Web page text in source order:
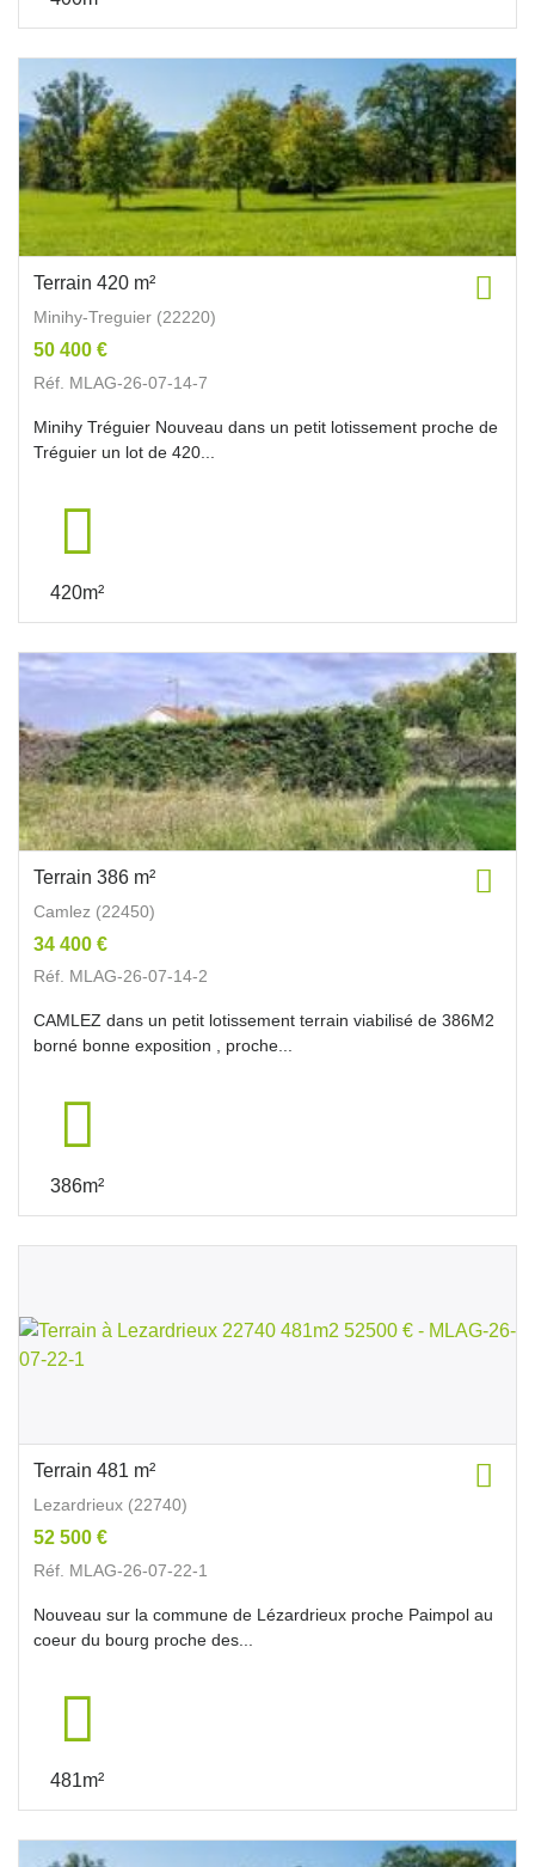
Terrain 420 m²
Minihy-Treguier (22220)
50 400 €
Réf. MLAG-26-07-14-7
Minihy Tréguier Nouveau dans un petit lotissement proche de
Tréguier un lot de 420...
420m²
Terrain 386 m²
Camlez (22450)
34 400 €
Réf. MLAG-26-07-14-2
CAMLEZ dans un petit lotissement terrain viabilisé de 386M2
borné bonne exposition , proche...
386m²
Terrain 481 m²
Lezardrieux (22740)
52 500 €
Réf. MLAG-26-07-22-1
Nouveau sur la commune de Lézardrieux proche Paimpol au
coeur du bourg proche des...
481m²